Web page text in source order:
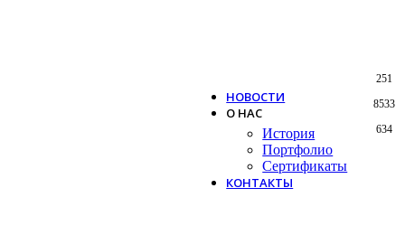
НОВОСТИ
О НАС
История
Портфолио
Сертификаты
КОНТАКТЫ
251
8533
634